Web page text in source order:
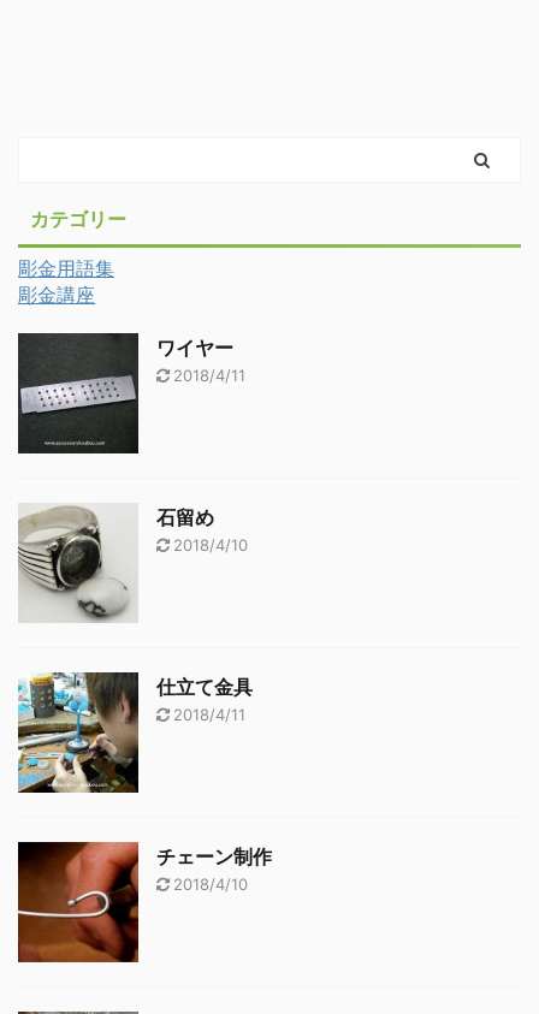
カテゴリー
彫金用語集
彫金講座
ワイヤー
2018/4/11
石留め
2018/4/10
仕立て金具
2018/4/11
チェーン制作
2018/4/10